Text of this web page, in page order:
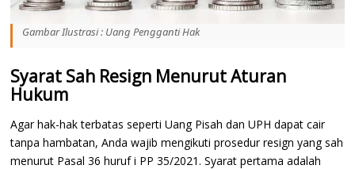
Gambar Ilustrasi : Uang Pengganti Hak
Syarat Sah Resign Menurut Aturan
Hukum
Agar hak-hak terbatas seperti Uang Pisah dan UPH dapat cair
tanpa hambatan, Anda wajib mengikuti prosedur resign yang sah
menurut Pasal 36 huruf i PP 35/2021. Syarat pertama adalah